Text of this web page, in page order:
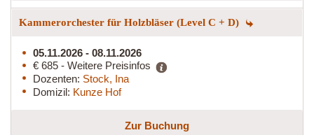
Kammerorchester für Holzbläser (Level C + D)
05.11.2026 - 08.11.2026
€ 685 - Weitere Preisinfos
Dozenten: Stock, Ina
Domizil: Kunze Hof
Zur Buchung